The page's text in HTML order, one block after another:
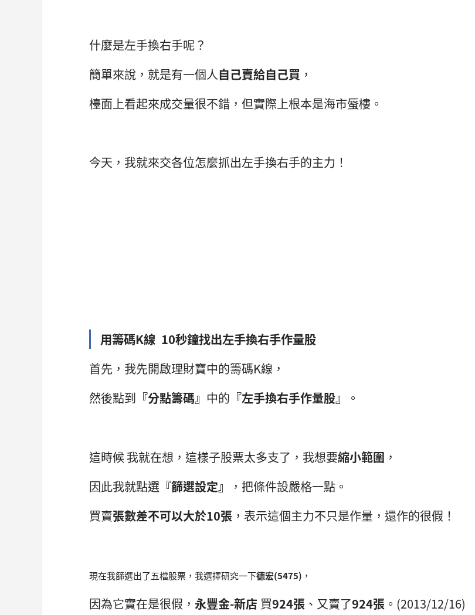
什麼是左手換右手呢？
簡單來說，就是有一個人自己賣給自己買 ，
檯面上看起來成交量很不錯，但實際上根本是海市蜃樓。
今天，我就來交各位怎麼抓出左手換右手的主力！
用籌碼K線 10秒鐘找出左手換右手作量股
首先，我先開啟理財寶中的籌碼K線，
然後點到 『分點籌碼』 中的 『左手換右手作量股』 。
這時候 我就在想，這樣子股票太多支了，我想要縮小範圍 ，
因此我就點選 『篩選設定』
，把條件設嚴格一點。
買賣張數差不可以大於10張 ，表示這個主力不只是作量，還作的很假！
現在我篩選出了五檔股票，我選擇研究一下德宏(5475) ，
因為它實在是很假， 永豐金-新店 買924張 、又賣了924張 。(2013/12/16)